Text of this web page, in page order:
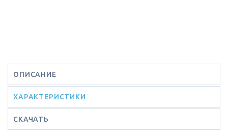
ОПИСАНИЕ
ХАРАКТЕРИСТИКИ
СКАЧАТЬ